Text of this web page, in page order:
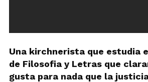
Una kirchnerista que estudia
de Filosofia y Letras que
gusta para nada que la